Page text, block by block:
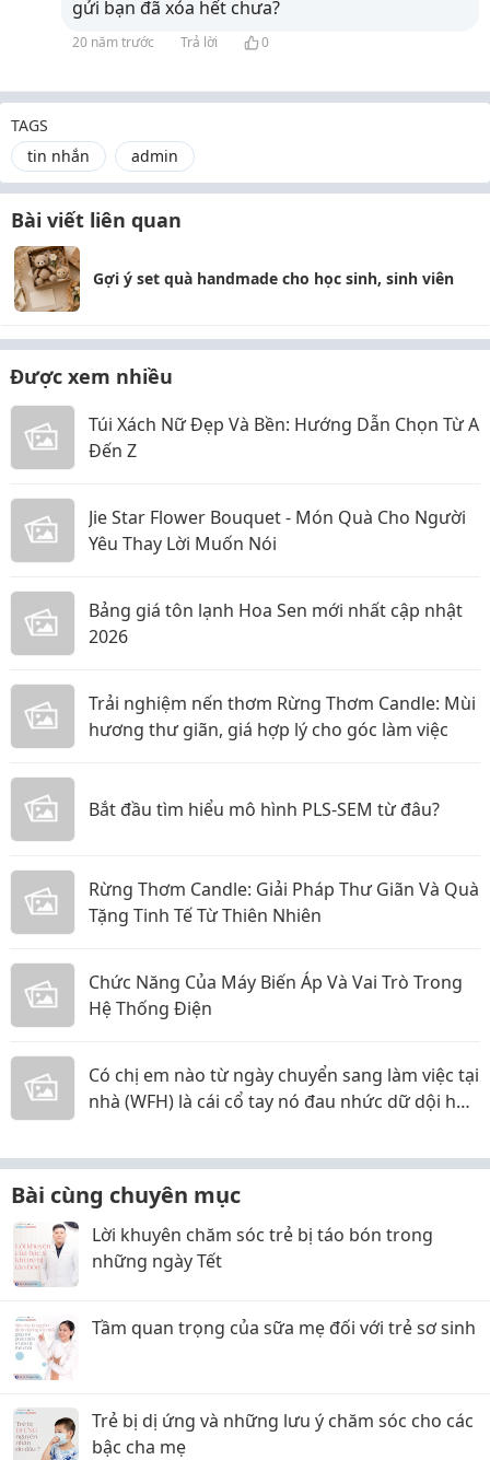
gửi bạn đã xóa hết chưa?
20 năm trước Trả lời 0
TAGS
tin nhắn
admin
Bài viết liên quan
Gợi ý set quà handmade cho học sinh, sinh viên
Được xem nhiều
Túi Xách Nữ Đẹp Và Bền: Hướng Dẫn Chọn Từ A
Đến Z
Jie Star Flower Bouquet - Món Quà Cho Người
Yêu Thay Lời Muốn Nói
Bảng giá tôn lạnh Hoa Sen mới nhất cập nhật
2026
Trải nghiệm nến thơm Rừng Thơm Candle: Mùi
hương thư giãn, giá hợp lý cho góc làm việc
Bắt đầu tìm hiểu mô hình PLS-SEM từ đâu?
Rừng Thơm Candle: Giải Pháp Thư Giãn Và Quà
Tặng Tinh Tế Từ Thiên Nhiên
Chức Năng Của Máy Biến Áp Và Vai Trò Trong
Hệ Thống Điện
Có chị em nào từ ngày chuyển sang làm việc tại
nhà (WFH) là cái cổ tay nó đau nhức dữ dội hơn
Bài cùng chuyên mục
Lời khuyên chăm sóc trẻ bị táo bón trong
những ngày Tết
Tầm quan trọng của sữa mẹ đối với trẻ sơ sinh
Trẻ bị dị ứng và những lưu ý chăm sóc cho các
bậc cha mẹ